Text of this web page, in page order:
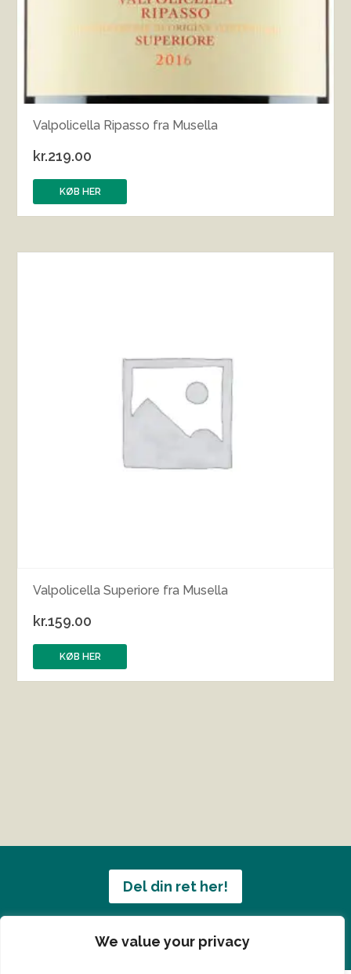
We value your privacy
Valpolicella Ripasso fra Musella
kr.219.00
KØB HER
Valpolicella Superiore fra Musella
kr.159.00
KØB HER
Del din ret her!
Har du en konge ret du vil dele?